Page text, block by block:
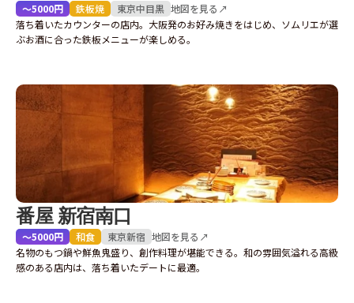
〜5000円 鉄板焼 東京中目黒 地図を見る↗
落ち着いたカウンターの店内。大阪発のお好み焼きをはじめ、ソムリエが選
ぶお酒に合った鉄板メニューが楽しめる。
番屋 新宿南口
〜5000円 和食 東京新宿 地図を見る↗
名物のもつ鍋や鮮魚鬼盛り、創作料理が堪能できる。和の雰囲気溢れる高級
感のある店内は、落ち着いたデートに最適。